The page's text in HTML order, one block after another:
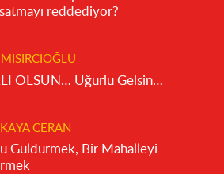
reddediyor?
HAYIRLI OLSUN… Uğurlu Gelsin…
CERAN
Güldürmek, Bir Mahalleyi